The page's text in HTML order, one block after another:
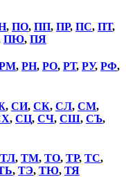
, ПО, ПП, ПР, ПС, ПТ,
ПЮ, ПЯ
, РН, РО, РТ, РУ, РФ,
, СИ, СК, СЛ, СМ,
, СЦ, СЧ, СШ, СЪ,
ТЛ, ТМ, ТО, ТР, ТС,
, ТЭ, ТЮ, ТЯ